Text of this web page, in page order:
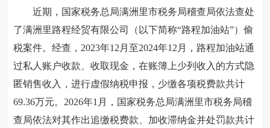
近期，国家税务总局满洲里市税务局稽查局依法查处
了满洲里路程经贸有限公司（以下简称“路程加油站”）偷
税案件。经查，2023年12月至2024年12月，路程加油站通
过私人账户收款、收取现金，在账簿上少列收入的方式隐
匿销售收入，进行虚假纳税申报，少缴各项税费款共计
69.36万元。2026年1月，国家税务总局满洲里市税务局稽
查局依法对其作出追缴税费款、加收滞纳金并处罚款共计